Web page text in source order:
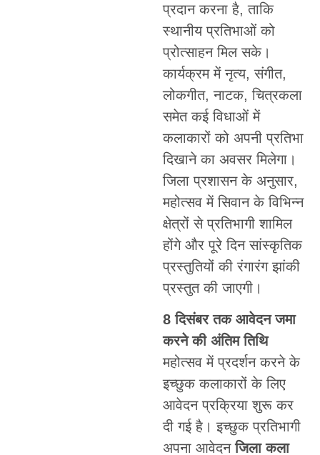
प्रदान करना है, ताकि
स्थानीय प्रतिभाओं को
प्रोत्साहन मिल सके।
कार्यक्रम में नृत्य, संगीत,
लोकगीत, नाटक, चित्रकला
समेत कई विधाओं में
कलाकारों को अपनी प्रतिभा
दिखाने का अवसर मिलेगा।
जिला प्रशासन के अनुसार,
महोत्सव में सिवान के विभिन्न
क्षेत्रों से प्रतिभागी शामिल
होंगे और पूरे दिन सांस्कृतिक
प्रस्तुतियों की रंगारंग झांकी
प्रस्तुत की जाएगी।
8 दिसंबर तक आवेदन जमा
करने की अंतिम तिथि
महोत्सव में प्रदर्शन करने के
इच्छुक कलाकारों के लिए
आवेदन प्रक्रिया शुरू कर
दी गई है। इच्छुक प्रतिभागी
अपना आवेदनजिला कला